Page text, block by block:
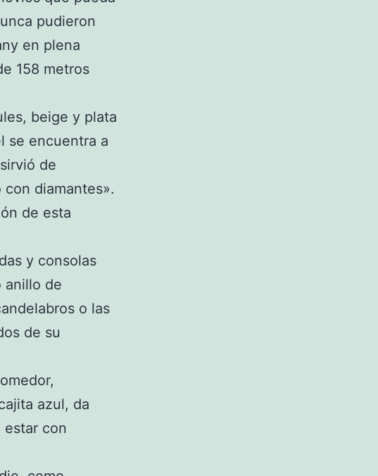
pudieron
en plena
158 metros
beige y plata
se encuentra a
de
diamantes».
de esta
y consolas
anillo de
o las
de su
azul, da
estar con